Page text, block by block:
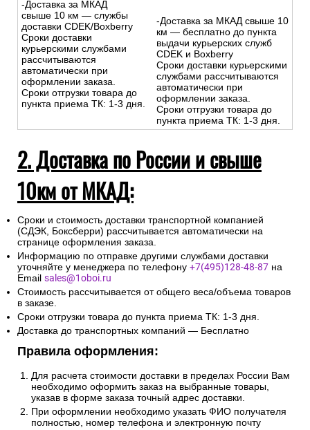
-Доставка за МКАД
свыше 10 км — службы
доставки CDEK/Boxberry
Сроки доставки
курьерскими службами
рассчитываются
автоматически при
оформлении заказа.
Сроки отгрузки товара до
пункта приема ТК: 1-3 дня.
-Доставка за МКАД свыше 10
км — бесплатно до пункта
выдачи курьерских служб
CDEK и Boxberry
Сроки доставки курьерскими
службами рассчитываются
автоматически при
оформлении заказа.
Сроки отгрузки товара до
пункта приема ТК: 1-3 дня.
2. Доставка по России и свыше
10км от МКАД:
Сроки и стоимость доставки транспортной компанией
(СДЭК, Боксберри) рассчитывается автоматически на
странице оформления заказа.
Информацию по отправке другими службами доставки
уточняйте у менеджера по телефону +7(495)128-48-87 на
Email sales@1oboi.ru
Стоимость рассчитывается от общего веса/объема товаров
в заказе.
Сроки отгрузки товара до пункта приема ТК: 1-3 дня.
Доставка до транспортных компаний — Бесплатно
Правила оформления:
Для расчета стоимости доставки в пределах России Вам
необходимо оформить заказ на выбранные товары,
указав в форме заказа точный адрес доставки.
При оформлении необходимо указать ФИО получателя
полностью, номер телефона и электронную почту